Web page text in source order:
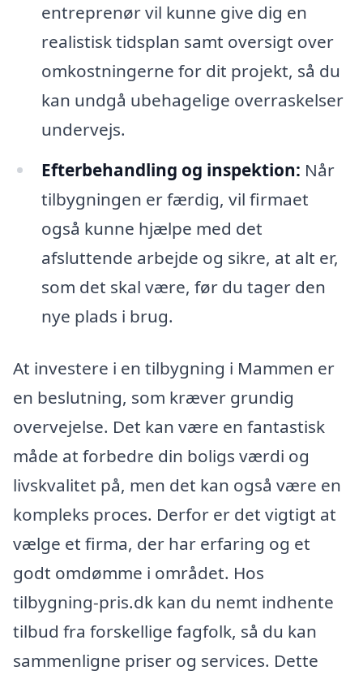
entreprenør vil kunne give dig en
realistisk tidsplan samt oversigt over
omkostningerne for dit projekt, så du
kan undgå ubehagelige overraskelser
undervejs.
Efterbehandling og inspektion: Når
tilbygningen er færdig, vil firmaet
også kunne hjælpe med det
afsluttende arbejde og sikre, at alt er,
som det skal være, før du tager den
nye plads i brug.
At investere i en tilbygning i Mammen er
en beslutning, som kræver grundig
overvejelse. Det kan være en fantastisk
måde at forbedre din boligs værdi og
livskvalitet på, men det kan også være en
kompleks proces. Derfor er det vigtigt at
vælge et firma, der har erfaring og et
godt omdømme i området. Hos
tilbygning-pris.dk kan du nemt indhente
tilbud fra forskellige fagfolk, så du kan
sammenligne priser og services. Dette